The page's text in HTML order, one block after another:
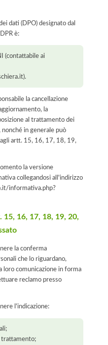
dati (DPO) designato dal
è:
(contattabile ai
la cancellazione
la
al trattamento dei
nonché in generale può
artt. 15, 16, 17, 18, 19,
la versione
collegandosi all'indirizzo
informativa.php?
15, 16, 17, 18, 19, 20,
la conferma
che lo riguardano,
loro comunicazione in forma
reclamo presso
l'indicazione:
trattamento;